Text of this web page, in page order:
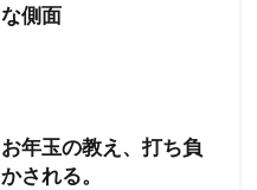
な側面
お年玉の教え、打ち負
かされる。